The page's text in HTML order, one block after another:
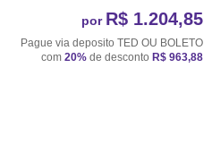
por R$ 1.204,85
Pague via deposito TED OU BOLETO
com 20% de desconto R$ 963,88